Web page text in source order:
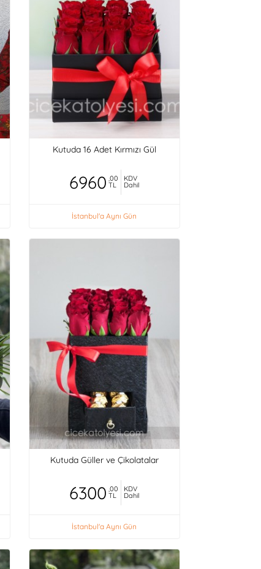
Kutuda 16 Adet Kırmızı Gül
6960 ,00
TL
KDV
Dahil
İstanbul'a Aynı Gün
Kutuda Güller ve Çikolatalar
6300 ,00
TL
KDV
Dahil
İstanbul'a Aynı Gün